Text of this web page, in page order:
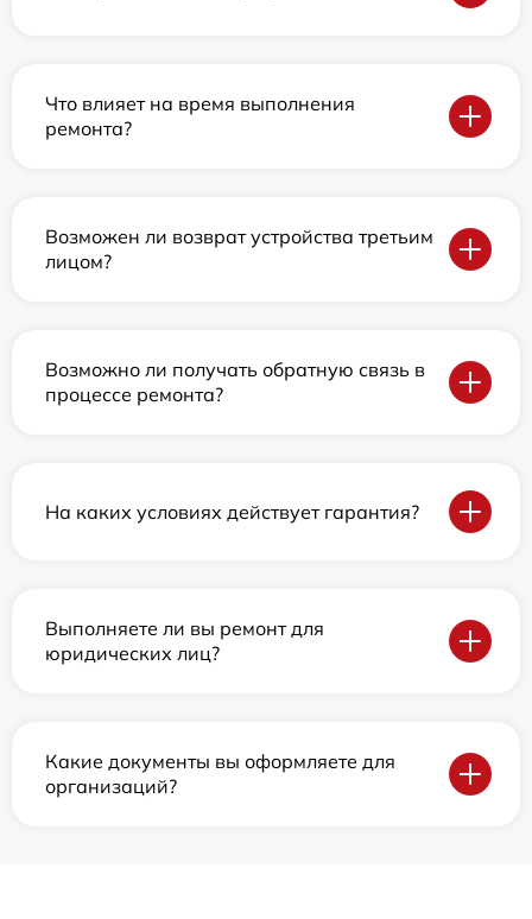
Что влияет на время выполнения
ремонта?
Возможен ли возврат устройства третьим
лицом?
Возможно ли получать обратную связь в
процессе ремонта?
На каких условиях действует гарантия?
Выполняете ли вы ремонт для
юридических лиц?
Какие документы вы оформляете для
организаций?